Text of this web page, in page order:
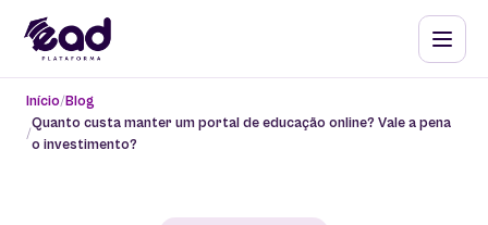
Início Blog
Quanto custa manter um portal de educação online? Vale a pena
o investimento?